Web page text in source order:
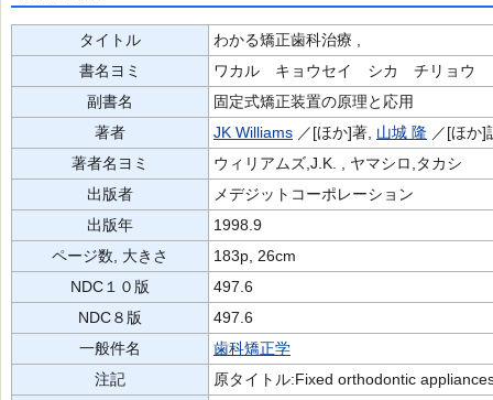
タイトル
わかる矯正歯科治療 ,
書名ヨミ
ワカル キョウセイ シカ チリョウ
副書名
固定式矯正装置の原理と応用
著者
JK Williams ／[ほか]著, 山城 隆 ／[ほか
著者名ヨミ
ウィリアムズ,J.K. , ヤマシロ,タカシ
出版者
メデジットコーポレーション
出版年
1998.9
ページ数, 大きさ
183p, 26cm
NDC１０版
497.6
NDC８版
497.6
一般件名
歯科矯正学
注記
原タイトル:Fixed orthodontic